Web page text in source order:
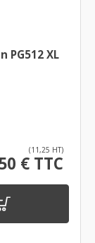
PG512 XL
(11,25 HT)
€ TTC